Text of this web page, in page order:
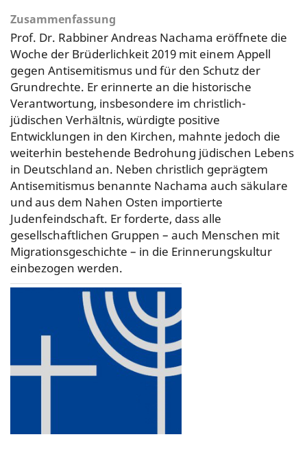
Zusammenfassung
Prof. Dr. Rabbiner Andreas Nachama eröffnete die
Woche der Brüderlichkeit 2019 mit einem Appell
gegen Antisemitismus und für den Schutz der
Grundrechte. Er erinnerte an die historische
Verantwortung, insbesondere im christlich-
jüdischen Verhältnis, würdigte positive
Entwicklungen in den Kirchen, mahnte jedoch die
weiterhin bestehende Bedrohung jüdischen Lebens
in Deutschland an. Neben christlich geprägtem
Antisemitismus benannte Nachama auch säkulare
und aus dem Nahen Osten importierte
Judenfeindschaft. Er forderte, dass alle
gesellschaftlichen Gruppen – auch Menschen mit
Migrationsgeschichte – in die Erinnerungskultur
einbezogen werden.